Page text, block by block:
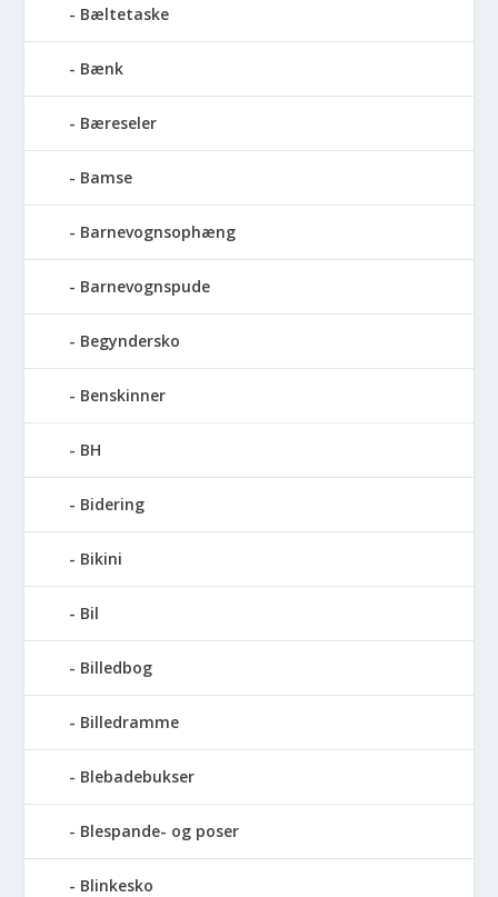
Bæltetaske
Bænk
Bæreseler
Bamse
Barnevognsophæng
Barnevognspude
Begyndersko
Benskinner
BH
Bidering
Bikini
Bil
Billedbog
Billedramme
Blebadebukser
Blespande- og poser
Blinkesko